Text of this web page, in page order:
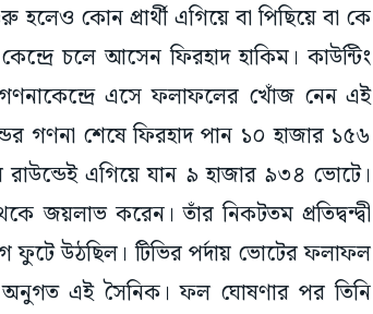
কোন প্রার্থী এগিয়ে বা পিছিয়ে বা কে
চলে আসেন ফিরহাদ হাকিম। কাউন্টিং
এসে ফলাফলের খোঁজ নেন এই
গণনা শেষে ফিরহাদ পান ১০ হাজার ১৫৬
এগিয়ে যান ৯ হাজার ৯৩৪ ভোটে।
জয়লাভ করেন। তাঁর নিকটতম প্রতিদ্বন্দ্বী
উঠছিল। টিভির পর্দায় ভোটের ফলাফল
অনুগত এই সৈনিক। ফল ঘোষণার পর তিনি